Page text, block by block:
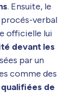
. Ensuite, le
verbal
officielle lui
devant les
par un
comme des
qualifiées de